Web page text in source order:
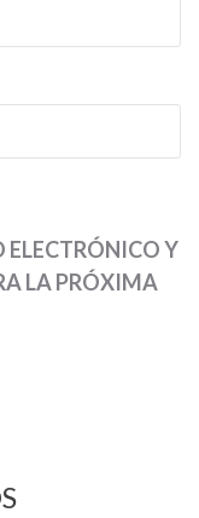
ELECTRÓNICO Y
LA PRÓXIMA